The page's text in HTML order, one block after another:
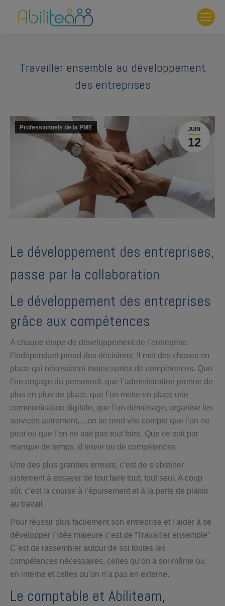
Travailler ensemble au développement
des entreprises
JUIN
12
Professionnels de la PME
Le développement des entreprises,
passe par la collaboration
Le développement des entreprises
grâce aux compétences
A chaque étape de développement de l’entreprise,
l’indépendant prend des décisions. Il met des choses en
place qui nécessitent toutes sortes de compétences. Que
l’on engage du personnel, que l’administration prenne de
plus en plus de place, que l’on mette en place une
communication digitale, que l’on déménage, organise les
services autrement,…on se rend vite compte que l’on ne
peut ou que l’on ne sait pas tout faire. Que ce soit par
manque de temps, d’envie ou de compétences.
Une des plus grandes erreurs, c’est de s’obstiner
justement à essayer de tout faire tout, tout seul. A coup
sûr, c’est la course à l’épuisement et à la perte de plaisir
au travail.
Pour réussir plus facilement son entreprise et l’aider à se
développer l’idée majeure c’est de “Travailler ensemble”.
C’est de rassembler autour de soi toutes les
compétences nécessaires, celles qu’on a soi-même ou
en interne et celles qu’on n’a pas en externe.
Le comptable et Abiliteam,